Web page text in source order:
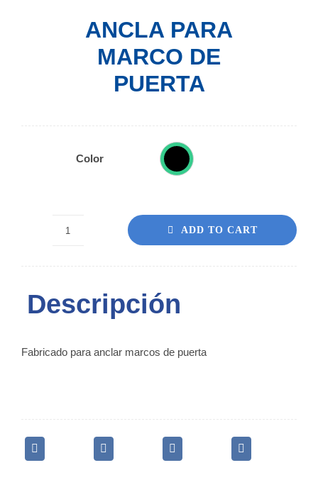
ANCLA PARA
MARCO DE
PUERTA
Color
DE
ADD TO CART
Descripción
Fabricado para anclar marcos de puerta